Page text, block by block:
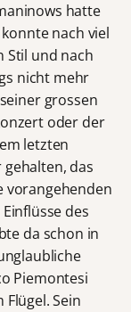
hatte
nach viel
Stil und nach
nicht mehr
grossen
oder der
letzten
das
vorangehenden
des
da schon in
Piemontesi
Sein